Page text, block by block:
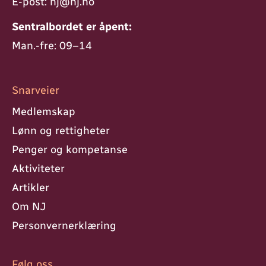
Sentralbordet er åpent:
Man.-fre: 09–14
Snarveier
Medlemskap
Lønn og rettigheter
Penger og kompetanse
Aktiviteter
Artikler
Om NJ
Personvern­erklæring